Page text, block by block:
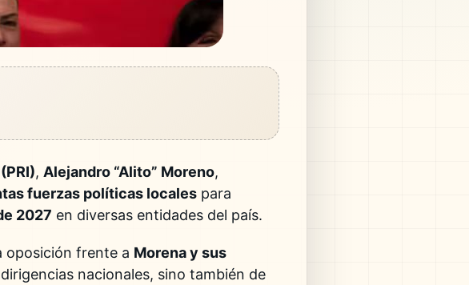
, Alejandro “Alito” Moreno,
fuerzas políticas locales para
2027 en diversas entidades del país.
oposición frente a Morena y sus
nacionales, sino también de